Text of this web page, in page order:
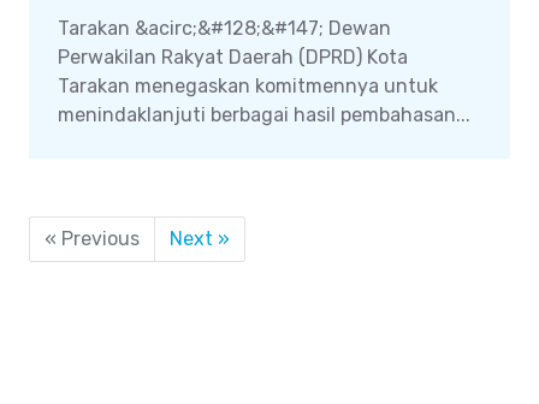
Tarakan &acirc;&#128;&#147; Dewan
Perwakilan Rakyat Daerah (DPRD) Kota
Tarakan menegaskan komitmennya untuk
menindaklanjuti berbagai hasil pembahasan...
« Previous Next »